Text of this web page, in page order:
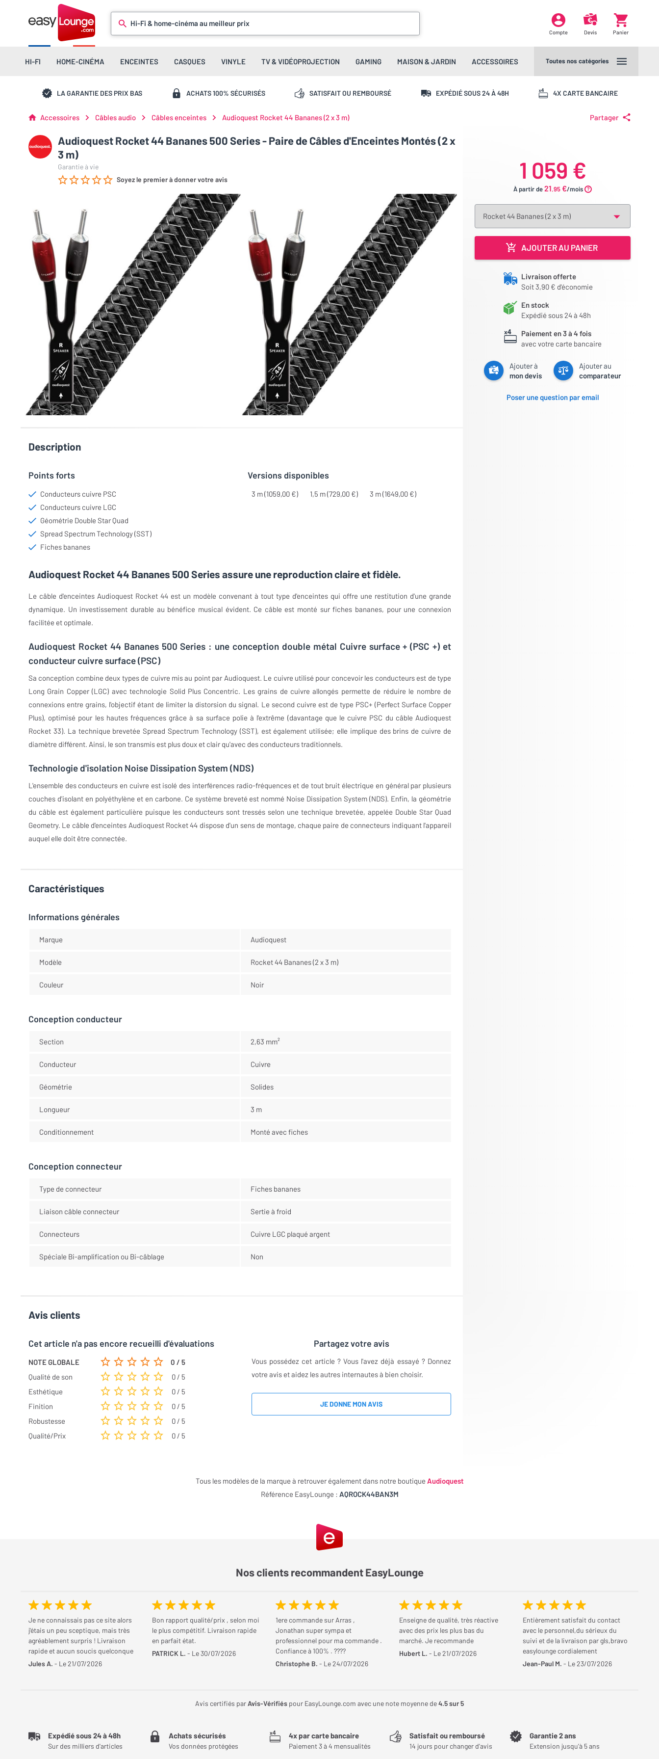
Hi-Fi & home-cinéma au meilleur prix
Compte Devis Panier
HI-FI HOME-CINÉMA ENCEINTES CASQUES VINYLE TV & VIDÉOPROJECTION GAMING MAISON & JARDIN ACCESSOIRES Toutes nos catégories
LA GARANTIE DES PRIX BAS ACHATS 100% SÉCURISÉS SATISFAIT OU REMBOURSÉ EXPÉDIÉ SOUS 24 À 48H 4X CARTE BANCAIRE
Accessoires Câbles audio Câbles enceintes Audioquest Rocket 44 Bananes (2 x 3 m) Partager
Audioquest Rocket 44 Bananes 500 Series - Paire de Câbles d'Enceintes Montés (2 x
3 m)
Garantie à vie
Soyez le premier à donner votre avis
1 059 €
À partir de21.95 €/mois
AJOUTER AU PANIER
Livraison offerte
Soit 3,90 € d'économie
En stock
Expédié sous 24 à 48h
Paiement en 3 à 4 fois
avec votre carte bancaire
Ajouter à
mon devis
Ajouter au
comparateur
Poser une question par email
Description
Points forts
Conducteurs cuivre PSC
Conducteurs cuivre LGC
Géométrie Double Star Quad
Spread Spectrum Technology (SST)
Fiches bananes
Versions disponibles
3 m (1059,00 €) 1,5 m (729,00 €) 3 m (1649,00 €)
Audioquest Rocket 44 Bananes 500 Series assure une reproduction claire et fidèle.
Le câble d'enceintes Audioquest Rocket 44 est un modèle convenant à tout type d'enceintes qui offre une restitution d'une grande
dynamique. Un investissement durable au bénéfice musical évident. Ce câble est monté sur fiches bananes, pour une connexion
facilitée et optimale.
Audioquest Rocket 44 Bananes 500 Series : une conception double métal Cuivre surface + (PSC +) et
conducteur cuivre surface (PSC)
Sa conception combine deux types de cuivre mis au point par Audioquest. Le cuivre utilisé pour concevoir les conducteurs est de type
Long Grain Copper (LGC) avec technologie Solid Plus Concentric. Les grains de cuivre allongés permette de réduire le nombre de
connexions entre grains, l'objectif étant de limiter la distorsion du signal. Le second cuivre est de type PSC+ (Perfect Surface Copper
Plus), optimisé pour les hautes fréquences grâce à sa surface polie à l'extrême (davantage que le cuivre PSC du câble Audioquest
Rocket 33). La technique brevetée Spread Spectrum Technology (SST), est également utilisée; elle implique des brins de cuivre de
diamètre différent. Ainsi, le son transmis est plus doux et clair qu'avec des conducteurs traditionnels.
Technologie d'isolation Noise Dissipation System (NDS)
L'ensemble des conducteurs en cuivre est isolé des interférences radio-fréquences et de tout bruit électrique en général par plusieurs
couches d'isolant en polyéthylène et en carbone. Ce système breveté est nommé Noise Dissipation System (NDS). Enfin, la géométrie
du câble est également particulière puisque les conducteurs sont tressés selon une technique brevetée, appelée Double Star Quad
Geometry. Le câble d'enceintes Audioquest Rocket 44 dispose d'un sens de montage, chaque paire de connecteurs indiquant l'appareil
auquel elle doit être connectée.
Caractéristiques
Informations générales
Marque Audioquest
Modèle Rocket 44 Bananes (2 x 3 m)
Couleur Noir
Conception conducteur
Section 2,63 mm²
Conducteur Cuivre
Géométrie Solides
Longueur 3 m
Conditionnement Monté avec fiches
Conception connecteur
Type de connecteur Fiches bananes
Liaison câble connecteur Sertie à froid
Connecteurs Cuivre LGC plaqué argent
Spéciale Bi-amplification ou Bi-câblage Non
Avis clients
Cet article n'a pas encore recueilli d'évaluations
NOTE GLOBALE
0 / 5
Qualité de son
0 / 5
Esthétique
0 / 5
Finition
0 / 5
Robustesse
0 / 5
Qualité/Prix
0 / 5
Partagez votre avis
Vous possédez cet article ? Vous l'avez déjà essayé ? Donnez
votre avis et aidez les autres internautes à bien choisir.
JE DONNE MON AVIS
Tous les modèles de la marque à retrouver également dans notre boutique Audioquest
Référence EasyLounge : AQROCK44BAN3M
Nos clients recommandent EasyLounge
Je ne connaissais pas ce site alors
j'étais un peu sceptique, mais très
agréablement surpris ! Livraison
rapide et aucun soucis quelconque
Jules A. - Le 21/07/2026
Bon rapport qualité/prix , selon moi
le plus compétitif. Livraison rapide
en parfait état.
PATRICK L. - Le 30/07/2026
1ere commande sur Arras ,
Jonathan super sympa et
professionnel pour ma commande .
Confiance à 100% . ????
Christophe B. - Le 24/07/2026
Enseigne de qualité, très réactive
avec des prix les plus bas du
marché. Je recommande
Hubert L. - Le 21/07/2026
Entièrement satisfait du contact
avec le personnel,du sérieux du
suivi et de la livraison par gls,bravo
easylounge cordialement
Jean-Paul M. - Le 23/07/2026
Avis certifiés parAvis-Vérifiés pour EasyLounge.com avec une note moyenne de4.5sur 5
Expédié sous 24 à 48h
Sur des milliers d'articles
Achats sécurisés
Vos données protégées
4x par carte bancaire
Paiement 3 à 4 mensualités
Satisfait ou remboursé
14 jours pour changer d'avis
Garantie 2 ans
Extension jusqu'à 5 ans